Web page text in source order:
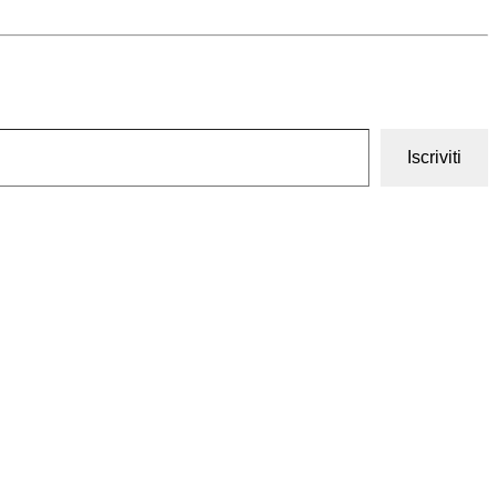
Iscriviti